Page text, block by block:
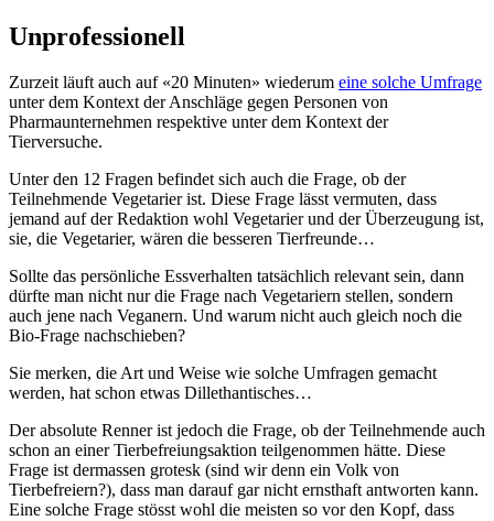
Unprofessionell
Zurzeit läuft auch auf «20 Minuten» wiederum eine solche Umfrage
unter dem Kontext der Anschläge gegen Personen von
Pharmaunternehmen respektive unter dem Kontext der
Tierversuche.
Unter den 12 Fragen befindet sich auch die Frage, ob der
Teilnehmende Vegetarier ist. Diese Frage lässt vermuten, dass
jemand auf der Redaktion wohl Vegetarier und der Überzeugung ist,
sie, die Vegetarier, wären die besseren Tierfreunde…
Sollte das persönliche Essverhalten tatsächlich relevant sein, dann
dürfte man nicht nur die Frage nach Vegetariern stellen, sondern
auch jene nach Veganern. Und warum nicht auch gleich noch die
Bio-Frage nachschieben?
Sie merken, die Art und Weise wie solche Umfragen gemacht
werden, hat schon etwas Dillethantisches…
Der absolute Renner ist jedoch die Frage, ob der Teilnehmende auch
schon an einer Tierbefreiungsaktion teilgenommen hätte. Diese
Frage ist dermassen grotesk (sind wir denn ein Volk von
Tierbefreiern?), dass man darauf gar nicht ernsthaft antworten kann.
Eine solche Frage stösst wohl die meisten so vor den Kopf, dass